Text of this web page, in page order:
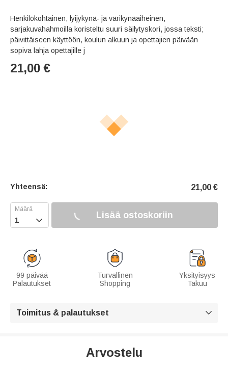
Henkilökohtainen, lyijykynä- ja värikynäaiheinen,
sarjakuvahahmoilla koristeltu suuri säilytyskori, jossa teksti;
päivittäiseen käyttöön, koulun alkuun ja opettajien päivään
sopiva lahja opettajille j
21,00 €
Yhteensä: 21,00 €
 Lisää ostoskoriin
99 päivää
Palautukset
Turvallinen
Shopping
Yksityisyys
Takuu
Toimitus & palautukset 
Arvostelu